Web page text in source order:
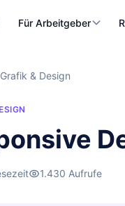
Für Arbeitgeber
Grafik & Design
1.430 Aufrufe